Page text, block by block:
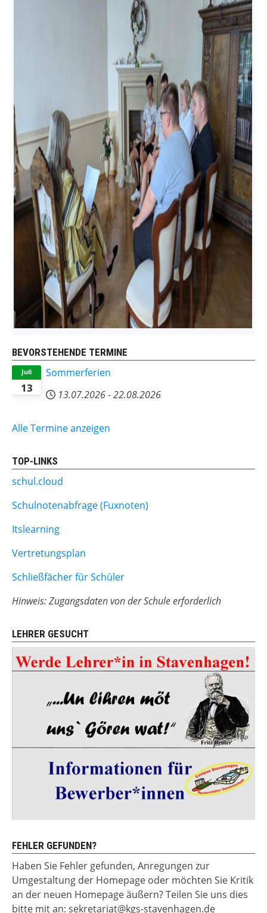
BEVORSTEHENDE TERMINE
13
Juli
Sommerferien
13.07.2026-22.08.2026
Alle Termine anzeigen
TOP-LINKS
schul.cloud
Schulnotenabfrage (Fuxnoten)
Itslearning
Vertretungsplan
Schließfächer für Schüler
Hinweis: Zugangsdaten von der Schule erforderlich
LEHRER GESUCHT
FEHLER GEFUNDEN?
Haben Sie Fehler gefunden, Anregungen zur
Umgestaltung der Homepage oder möchten Sie Kritik
an der neuen Homepage äußern? Teilen Sie uns dies
bitte mit an: sekretariat@kgs-stavenhagen.de